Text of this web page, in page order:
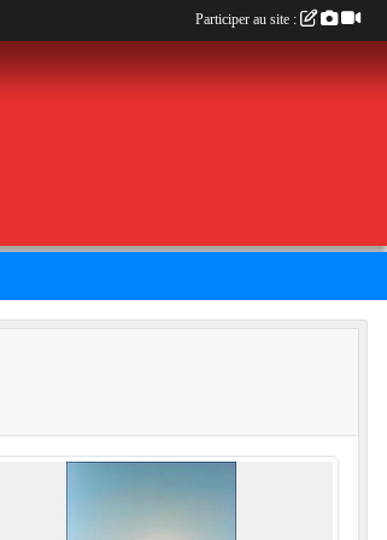
Participer au site :